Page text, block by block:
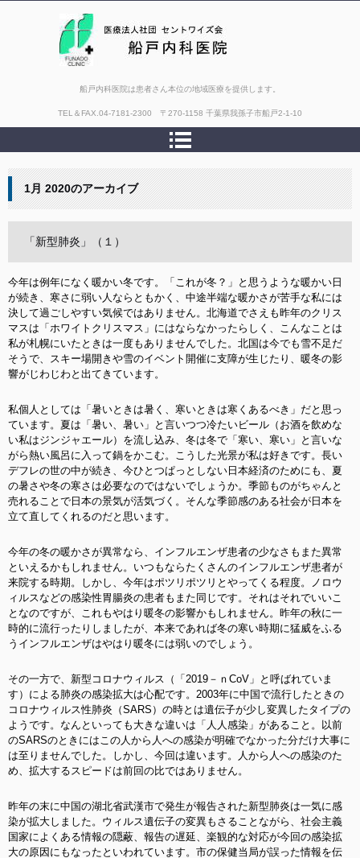
船戸内科医院は患者さん本位の地域医療を提供します。
TEL＆FAX. 04-7181-2300 〒270-1158 千葉県我孫子市船戸2-1-10
1月 2020のアーカイブ
「新型肺炎」（１）
今年は例年になく暖かい冬です。「これが冬？」と思うような暖かい日
が続き、寒さに弱い人ならともかく、中途半端な暖かさが苦手な私には
決して過ごしやすい気候ではありません。北海道でさえも昨年のクリス
マスは「ホワイトクリスマス」にはならなかったらしく、こんなことは
私が札幌にいたときは一度もありませんでした。北国は今でも雪不足だ
そうで、スキー場開きや雪のイベント開催に支障が生じたり、暖冬の影
響がじわじわと出てきています。
私個人としては「暑いときは暑く、寒いときは寒くあるべき」だと思っ
ています。夏は「暑い、暑い」と言いつつ冷たいビール（お酒を飲めな
い私はジンジャエール）を流し込み、冬は冬で「寒い、寒い」と言いな
がら熱い風呂に入って鍋をかこむ。こうした光景が私は好きです。長い
デフレの世の中が続き、今ひとつぱっとしない日本経済のためにも、夏
の暑さや冬の寒さは必要なのではないでしょうか。季節ものがちゃんと
売れることで日本の景気が活気づく。そんな季節感のある社会が日本を
立て直してくれるのだと思います。
今年の冬の暖かさが異常なら、インフルエンザ患者の少なさもまた異常
といえるかもしれません。いつもならたくさんのインフルエンザ患者が
来院する時期。しかし、今年はポツリポツリとやってくる程度。ノロウ
ィルスなどの感染性胃腸炎の患者もまた同じです。それはそれでいいこ
となのですが、これもやはり暖冬の影響かもしれません。昨年の秋に一
時的に流行ったりしましたが、本来であれば冬の寒い時期に猛威をふる
うインフルエンザはやはり暖冬には弱いのでしょう。
その一方で、新型コロナウィルス（「2019－ｎCoV」と呼ばれていま
す）による肺炎の感染拡大は心配です。2003年に中国で流行したときの
コロナウィルス性肺炎（SARS）の時とは遺伝子が少し変異したタイプの
ようです。なんといっても大きな違いは「人人感染」があること。以前
のSARSのときにはこの人から人への感染が明確でなかった分だけ大事に
は至りませんでした。しかし、今回は違います。人から人への感染のた
め、拡大するスピードは前回の比ではありません。
昨年の末に中国の湖北省武漢市で発生が報告された新型肺炎は一気に感
染が拡大しました。ウィルス遺伝子の変異もさることながら、社会主義
国家によくある情報の隠蔽、報告の遅延、楽観的な対応が今回の感染拡
大の原因にもなったといわれています。市の保健当局が誤った情報を伝